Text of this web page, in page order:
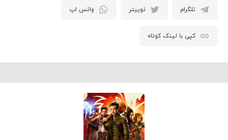
تلگرام توییتر واتس اپ
کپی با لینک کوتاه